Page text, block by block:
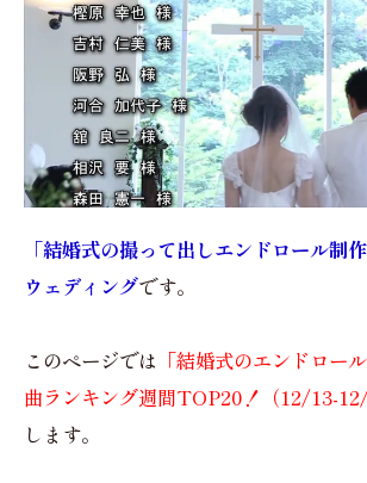
「結婚式の撮って出しエンドロール制
ウェディングです。
このページでは 「結婚式のエンドロー
曲ランキング週間TOP20！（12/13-12/
します。